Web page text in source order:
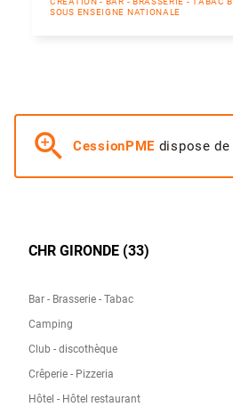
SOUS ENSEIGNE NATIONALE
zoom_in CessionPME dispose
CHR GIRONDE (33)
Bar - Brasserie - Tabac
Camping
Club - discothèque
Crêperie - Pizzeria
Hôtel - Hôtel restaurant